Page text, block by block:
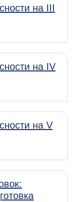
на III
на IV
на V